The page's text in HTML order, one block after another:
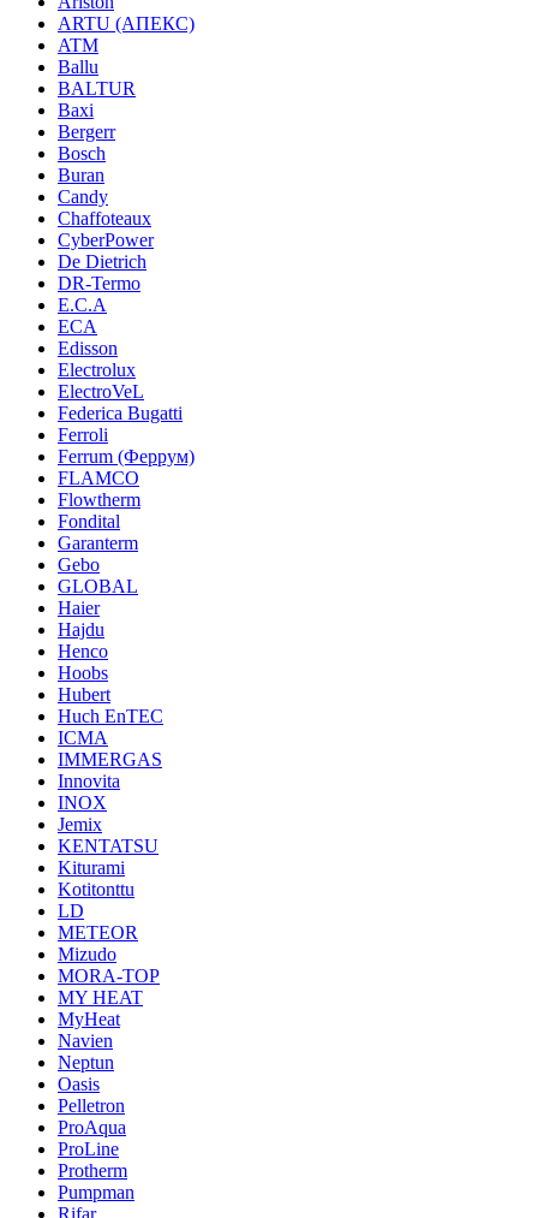
ARTU (АПЕКС)
ATM
Ballu
BALTUR
Baxi
Bergerr
Bosch
Buran
Candy
Chaffoteaux
CyberPower
De Dietrich
DR-Termo
E.C.A
ECA
Edisson
Electrolux
ElectroVeL
Federica Bugatti
Ferroli
Ferrum (Феррум)
FLAMCO
Flowtherm
Fondital
Garanterm
Gebo
GLOBAL
Haier
Hajdu
Henco
Hoobs
Hubert
Huch EnTEC
ICMA
IMMERGAS
Innovita
INOX
Jemix
KENTATSU
Kiturami
Kotitonttu
LD
METEOR
Mizudo
MORA-TOP
MY HEAT
MyHeat
Navien
Neptun
Oasis
Pelletron
ProAqua
ProLine
Protherm
Pumpman
Rifar